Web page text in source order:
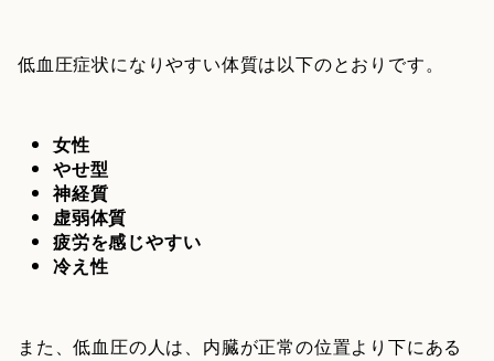
低血圧症状になりやすい体質は以下のとおりです。
女性
やせ型
神経質
虚弱体質
疲労を感じやすい
冷え性
また、低血圧の人は、内臓が正常の位置より下にある